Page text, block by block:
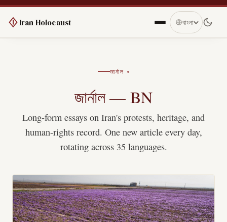
Iran Holocaust বাংলা
জার্নাল
জার্নাল — BN
Long-form essays on Iran's protests, heritage, and
human-rights record. One new article every day,
rotating across 35 languages.